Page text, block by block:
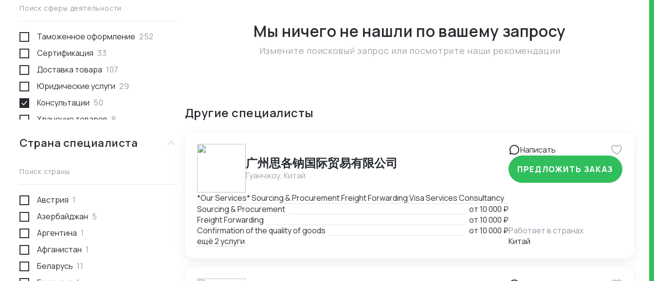
Поиск сферы деятельности
Таможенное оформление 252
Сертификация 33
Доставка товара 107
Юридические услуги 29
Консультации 50
Хранение товаров 8
Проведение переговоров
Сотрудники за границей 9
Разработка и производство
Проверка поставщика
Участие в выставках
Анализ рынка
Консалтинг по интеллектуальной
собственности
Страна специалиста
Поиск страны
Австрия 1
Азербайджан 5
Аргентина 1
Афганистан 1
Беларусь 11
Мы ничего не нашли по вашему запросу
Измените поисковый запрос или посмотрите наши рекомендации
Другие специалисты
广州思各钠国际贸易有限公司
Гуанчжоу, Китай
*Our Services* Sourcing & Procurement Freight Forwarding Visa Services Consultancy
Sourcing & Procurement
от10 000 ₽
Freight Forwarding
от10 000 ₽
Confirmation of the quality of goods
от10 000 ₽
ещё 2 услуги
Написать
ПРЕДЛОЖИТЬ ЗАКАЗ
Работает в странах
Китай